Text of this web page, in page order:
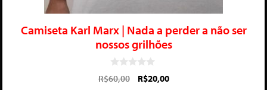
Camiseta Karl Marx | Nada a perder a não ser
nossos grilhões
0
d
R$60,00 R$20,00